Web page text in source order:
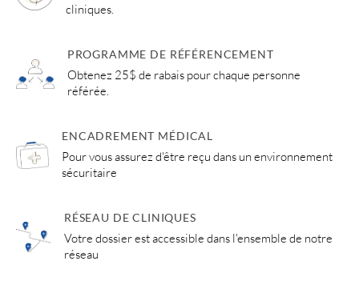
cliniques.
PROGRAMME DE RÉFÉRENCEMENT
Obtenez 25$ de rabais pour chaque personne
référée.
ENCADREMENT MÉDICAL
Pour vous assurez d'être reçu dans un environnement
sécuritaire
RÉSEAU DE CLINIQUES
Votre dossier est accessible dans l'ensemble de notre
réseau